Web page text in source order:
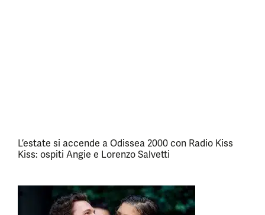
L’estate si accende a Odissea 2000 con Radio Kiss
Kiss: ospiti Angie e Lorenzo Salvetti